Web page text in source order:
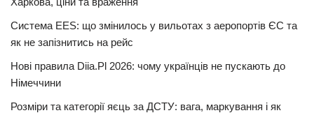
Система EES: що змінилось у вильотах з аеропортів ЄС та
як не запізнитись на рейс
Нові правила Diia.Pl 2026: чому українців не пускають до
Німеччини
Розміри та категорії яєць за ДСТУ: вага, маркування і як